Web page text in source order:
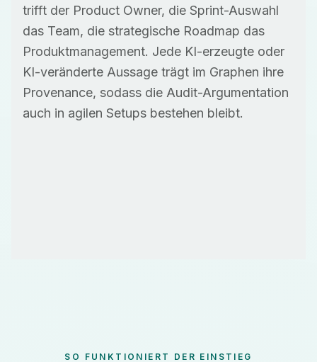
trifft der Product Owner, die Sprint-Auswahl
das Team, die strategische Roadmap das
Produktmanagement. Jede KI-erzeugte oder
KI-veränderte Aussage trägt im Graphen ihre
Provenance, sodass die Audit-Argumentation
auch in agilen Setups bestehen bleibt.
SO FUNKTIONIERT DER EINSTIEG